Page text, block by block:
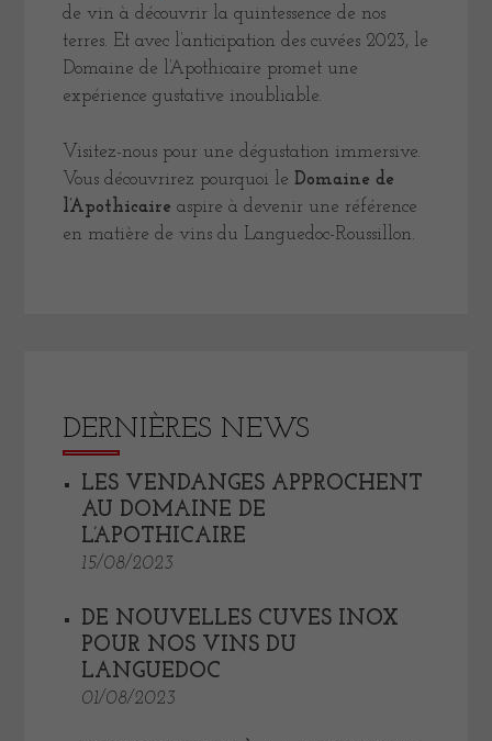
de vin à découvrir la quintessence de nos
terres. Et avec l’anticipation des cuvées 2023, le
Domaine de l’Apothicaire promet une
expérience gustative inoubliable.
Visitez-nous pour une dégustation immersive.
Vous découvrirez pourquoi le Domaine de
l’Apothicaire aspire à devenir une référence
en matière de vins du Languedoc-Roussillon.
DERNIÈRES NEWS
LES VENDANGES APPROCHENT
AU DOMAINE DE
L’APOTHICAIRE
15/08/2023
DE NOUVELLES CUVES INOX
POUR NOS VINS DU
LANGUEDOC
01/08/2023